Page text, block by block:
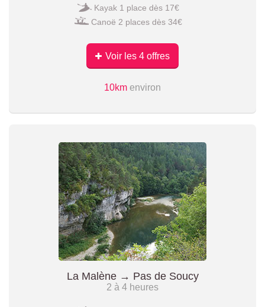
Kayak 1 place dès 17€
Canoë 2 places dès 34€
Voir les 4 offres
10km environ
La Malène → Pas de Soucy
2 à 4 heures